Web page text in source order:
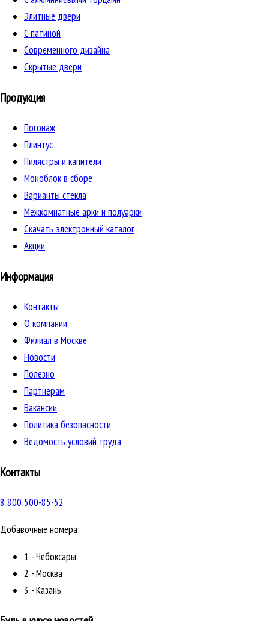
Элитные двери
C патиной
Cовременного дизайна
Скрытые двери
Продукция
Погонаж
Плинтус
Пилястры и капители
Моноблок в сборе
Варианты стекла
Межкомнатные арки и полуарки
Скачать электронный каталог
Акции
Информация
Контакты
О компании
Филиал в Москве
Новости
Полезно
Партнерам
Вакансии
Политика безопасности
Ведомость условий труда
Контакты
8 800 500-85-52
Добавочные номера:
1 - Чебоксары
2 - Москва
3 - Казань